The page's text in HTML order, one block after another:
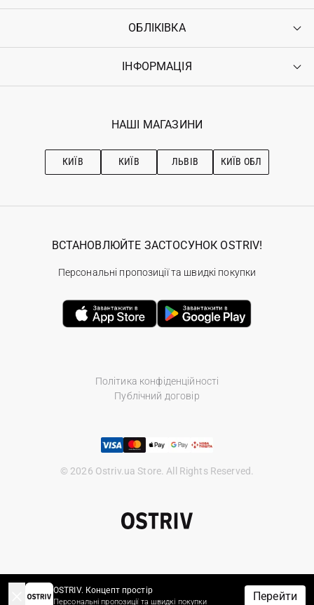
Контакти
Повернення
Гарантія
ОБЛІКІВКА
Увійти
Ostriv Club+
ІНФОРМАЦІЯ
Наші магазини
Рекомендації з догляду
НАШІ МАГАЗИНИ
КИЇВ КИЇВ ЛЬВІВ КИЇВ ОБЛ
Політика конфіденційності
Публічний договір
© 2026 Ostriv.ua Store. All Rights Reserved.
ВСТАНОВЛЮЙТЕ ЗАСТОСУНОК OSTRIV!
Персональні пропозиції та швидкі покупки
OSTRIV. Концепт простір
Персональні пропозиції та швидкі покупки Перейти